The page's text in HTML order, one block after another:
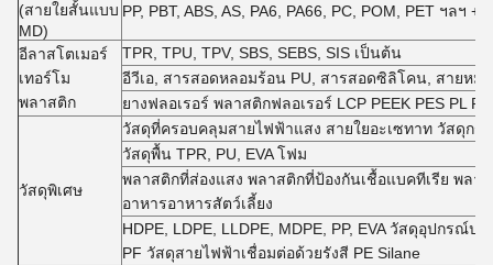
(สายใยสั้นแบบ
MD)
PP, PBT, ABS, AS, PA6, PA66, PC, POM, PET ฯลฯ
อีลาสโตเมอร์
เทอร์โม
พลาสติก
TPR, TPU, TPV, SBS, SEBS, SIS เป็นต้น
อีวีเอ, สารสอดหลอมร้อน PU, สารสอดซิลิโคน, สายหมุน
ยางฟลอเรอร์ พลาสติกฟลอเรอร์ LCP PEEK PES PL
วัสดุพิเศษ
วัสดุที่ครอบคลุมสายไฟฟ้าแสง สายใยอะเซทาท วัสดุกร
วัสดุพื้น TPR, PU, EVA โฟม
พลาสติกที่ส่องแสง พลาสติกที่ป้องกันเชื้อแบคทีเรีย พลา
อาหารอาหารสัตว์เลี้ยง
HDPE, LDPE, LLDPE, MDPE, PP, EVA วัสดุอุปกรณ์
PF วัสดุสายไฟฟ้าเชื่อมต่อด้วยรังสี PE Silane